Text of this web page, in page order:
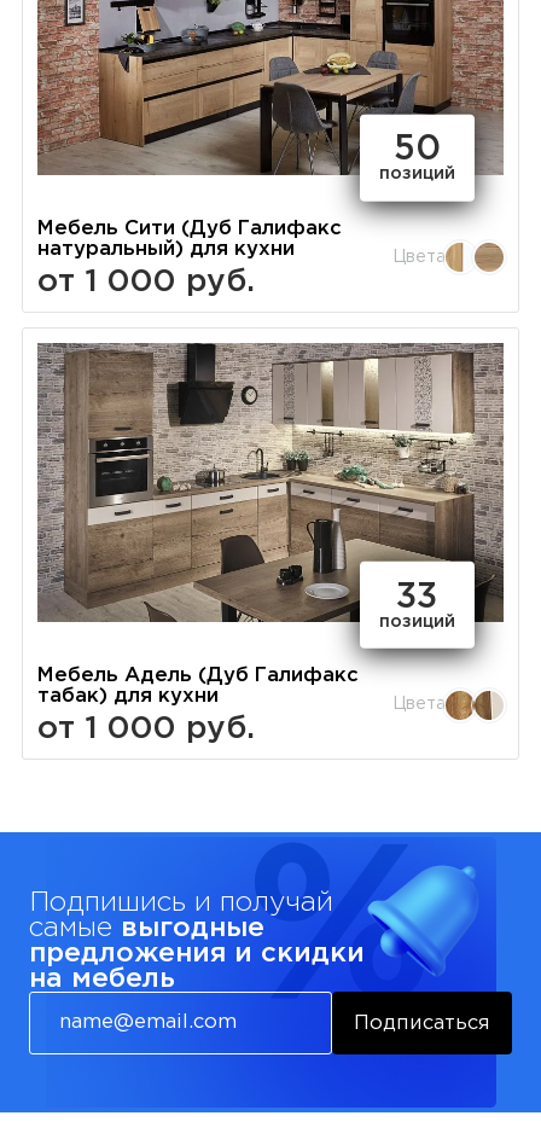
50
позиций
Мебель Сити (Дуб Галифакс
натуральный) для кухни
от 1 000 руб.
Цвета
33
позиций
Мебель Адель (Дуб Галифакс
табак) для кухни
от 1 000 руб.
Цвета
Подпишись и получай
самые выгодные
предложения и скидки
на мебель
Подписаться